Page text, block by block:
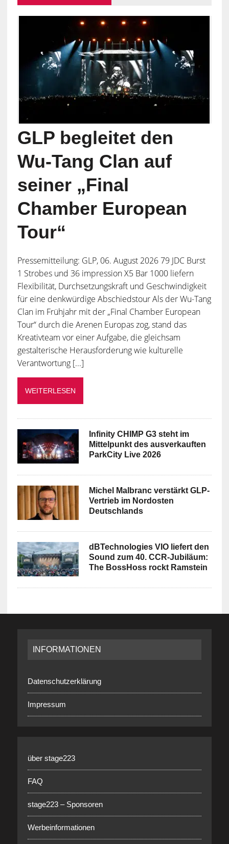
GLP begleitet den
Wu-Tang Clan auf
seiner „Final
Chamber European
Tour“
Pressemitteilung: GLP, 06. August 2026 79 JDC Burst
1 Strobes und 36 impression X5 Bar 1000 liefern
Flexibilität, Durchsetzungskraft und Geschwindigkeit
für eine denkwürdige Abschiedstour Als der Wu-Tang
Clan im Frühjahr mit der „Final Chamber European
Tour“ durch die Arenen Europas zog, stand das
Kreativteam vor einer Aufgabe, die gleichsam
gestalterische Herausforderung wie kulturelle
Verantwortung [...]
WEITERLESEN
Infinity CHIMP G3 steht im
Mittelpunkt des ausverkauften
ParkCity Live 2026
Michel Malbranc verstärkt GLP-
Vertrieb im Nordosten
Deutschlands
dBTechnologies VIO liefert den
Sound zum 40. CCR-Jubiläum:
The BossHoss rockt Ramstein
INFORMATIONEN
Datenschutzerklärung
Impressum
über stage223
FAQ
stage223 – Sponsoren
Werbeinformationen